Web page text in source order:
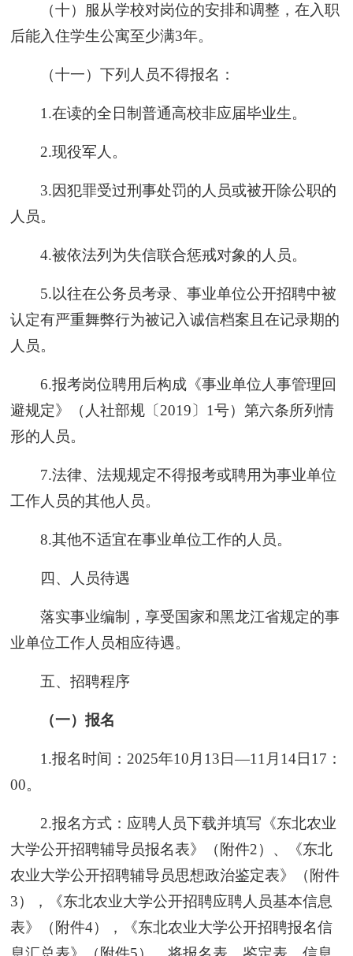
（十）服从学校对岗位的安排和调整，在入职
后能入住学生公寓至少满3年。
（十一）下列人员不得报名：
1.在读的全日制普通高校非应届毕业生。
2.现役军人。
3.因犯罪受过刑事处罚的人员或被开除公职的
人员。
4.被依法列为失信联合惩戒对象的人员。
5.以往在公务员考录、事业单位公开招聘中被
认定有严重舞弊行为被记入诚信档案且在记录期的
人员。
6.报考岗位聘用后构成《事业单位人事管理回
避规定》（人社部规〔2019〕1号）第六条所列情
形的人员。
7.法律、法规规定不得报考或聘用为事业单位
工作人员的其他人员。
8.其他不适宜在事业单位工作的人员。
四、人员待遇
落实事业编制，享受国家和黑龙江省规定的事
业单位工作人员相应待遇。
五、招聘程序
（一）报名
1.报名时间：2025年10月13日—11月14日17：
00。
2.报名方式：应聘人员下载并填写《东北农业
大学公开招聘辅导员报名表》（附件2）、《东北
农业大学公开招聘辅导员思想政治鉴定表》（附件
3），《东北农业大学公开招聘应聘人员基本信息
表》（附件4），《东北农业大学公开招聘报名信